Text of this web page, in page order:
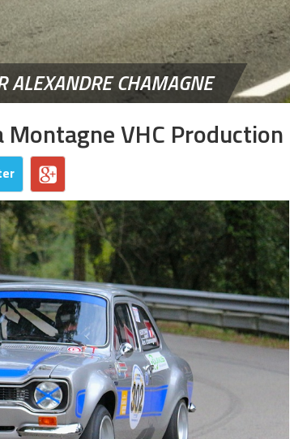
ALEXANDRE CHAMAGNE
Montagne VHC Production